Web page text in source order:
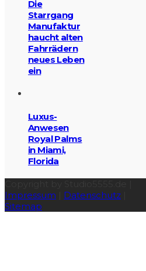
Die
Starrgang
Manufaktur
haucht alten
Fahrrädern
neues Leben
ein
Luxus-
Anwesen
Royal Palms
in Miami,
Florida
Impressum
Datenschutz
Sitemap